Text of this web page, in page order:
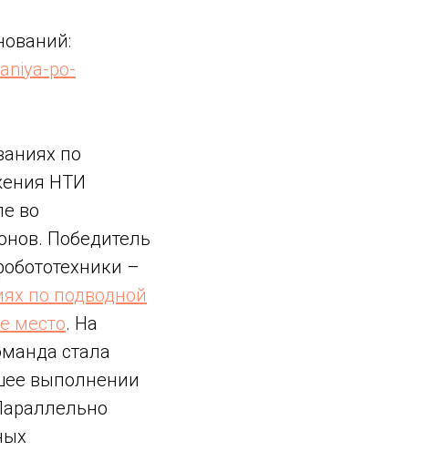
po-
по
НТИ
во
Победитель
–
по подводной
место. На
стала
выполнении